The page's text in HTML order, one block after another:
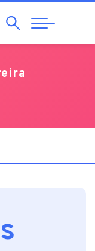
Pesquisar
Abrir
Navegação